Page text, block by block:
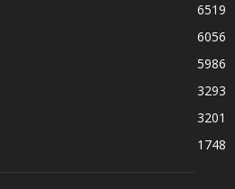
6519
6056
5986
3293
3201
1748